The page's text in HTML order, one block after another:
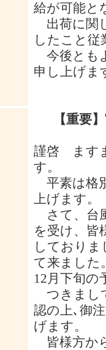
給が可能と
出荷に関
したこと従
今後とも
申し上げま
【重要
謹啓 ます
す。
平素は格
上げます。
さて、台
を受け、皆
しておりま
て来ました
12月下旬の
つきまし
認の上､御
げます。
皆様方か